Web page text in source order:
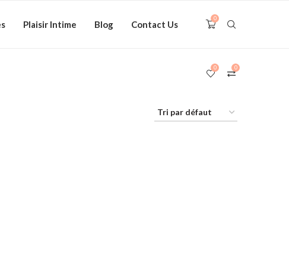
Plaisir Intime Blog Contact Us
0
0
0